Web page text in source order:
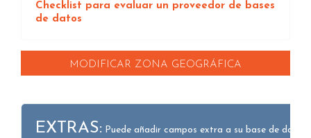
Checklist para evaluar un proveedor de bases
de datos
MODIFICAR ZONA GEOGRÁFICA
EXTRAS: Puede añadir campos extra a su base de datos.